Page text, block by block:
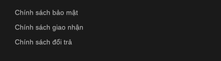
Chính sách bảo mật
Chính sách giao nhận
Chính sách đổi trả